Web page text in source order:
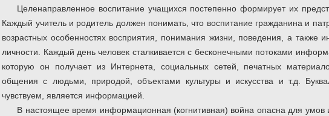
Целенаправленное воспитание учащихся постепенно формирует их
Каждый учитель и родитель должен понимать, что воспитание гражданина и
возрастных особенностях восприятия, понимания жизни, поведения, а также
личности. Каждый день человек сталкивается с бесконечными потоками
которую он получает из Интернета, социальных сетей, печатных
общения с людьми, природой, объектами культуры и искусства и т.д.
чувствуем, является информацией.
В настоящее время информационная (когнитивная) война опасна для